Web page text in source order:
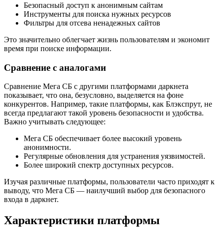
Безопасный доступ к анонимным сайтам
Инструменты для поиска нужных ресурсов
Фильтры для отсева ненадежных сайтов
Это значительно облегчает жизнь пользователям и экономит
время при поиске информации.
Сравнение с аналогами
Сравнение Мега СБ с другими платформами даркнета
показывает, что она, безусловно, выделяется на фоне
конкурентов. Например, такие платформы, как Блэкспрут, не
всегда предлагают такой уровень безопасности и удобства.
Важно учитывать следующее:
Мега СБ обеспечивает более высокий уровень
анонимности.
Регулярные обновления для устранения уязвимостей.
Более широкий спектр доступных ресурсов.
Изучая различные платформы, пользователи часто приходят к
выводу, что Мега СБ — наилучший выбор для безопасного
входа в даркнет.
Характеристики платформы